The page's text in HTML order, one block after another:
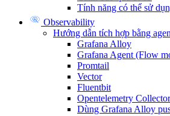
Tính năng có thể sử
Observability
Hướng dẫn tích hợp bằng
Grafana Alloy
Grafana Agent (Flow
Promtail
Vector
Fluentbit
Opentelemetry Collector
Dùng Grafana Alloy